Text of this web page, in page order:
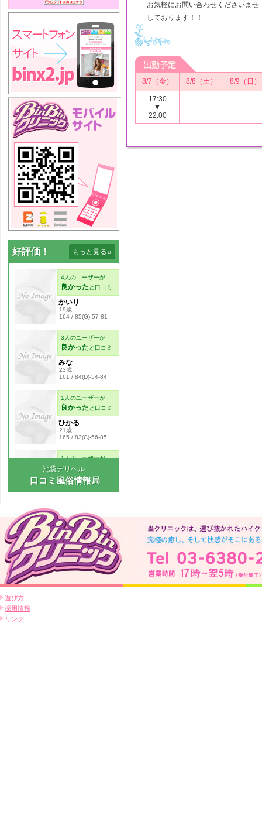
好評価！ もっと見る»
池袋デリヘル
口コミ風俗情報局
お気軽にお問い合わせくださいませ
しております！！
8/7（金） 8/8（土） 8/9（日）
17:30
▼
22:00
遊び方
採用情報
リンク